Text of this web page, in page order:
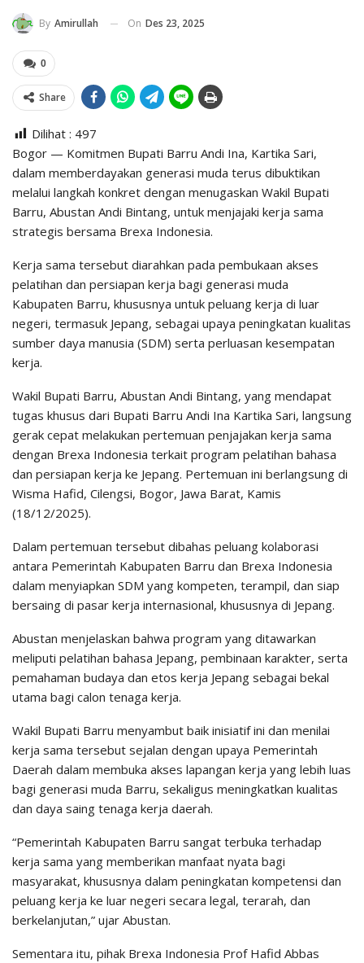
By Amirullah On Des 23, 2025
0
Share
Dilihat : 497
Bogor — Komitmen Bupati Barru Andi Ina, Kartika Sari,
dalam memberdayakan generasi muda terus dibuktikan
melalui langkah konkret dengan menugaskan Wakil Bupati
Barru, Abustan Andi Bintang, untuk menjajaki kerja sama
strategis bersama Brexa Indonesia.
Kerja sama tersebut diarahkan pada pembukaan akses
pelatihan dan persiapan kerja bagi generasi muda
Kabupaten Barru, khususnya untuk peluang kerja di luar
negeri, termasuk Jepang, sebagai upaya peningkatan kualitas
sumber daya manusia (SDM) serta perluasan kesempatan
kerja.
Wakil Bupati Barru, Abustan Andi Bintang, yang mendapat
tugas khusus dari Bupati Barru Andi Ina Kartika Sari, langsung
gerak cepat melakukan pertemuan penjajakan kerja sama
dengan Brexa Indonesia terkait program pelatihan bahasa
dan persiapan kerja ke Jepang. Pertemuan ini berlangsung di
Wisma Hafid, Cilengsi, Bogor, Jawa Barat, Kamis
(18/12/2025).
Dalam pertemuan tersebut dibahas peluang kolaborasi
antara Pemerintah Kabupaten Barru dan Brexa Indonesia
dalam menyiapkan SDM yang kompeten, terampil, dan siap
bersaing di pasar kerja internasional, khususnya di Jepang.
Abustan menjelaskan bahwa program yang ditawarkan
meliputi pelatihan bahasa Jepang, pembinaan karakter, serta
pemahaman budaya dan etos kerja Jepang sebagai bekal
utama bagi calon tenaga kerja.
Wakil Bupati Barru menyambut baik inisiatif ini dan menilai
kerja sama tersebut sejalan dengan upaya Pemerintah
Daerah dalam membuka akses lapangan kerja yang lebih luas
bagi generasi muda Barru, sekaligus meningkatkan kualitas
dan daya saing tenaga kerja daerah.
“Pemerintah Kabupaten Barru sangat terbuka terhadap
kerja sama yang memberikan manfaat nyata bagi
masyarakat, khususnya dalam peningkatan kompetensi dan
peluang kerja ke luar negeri secara legal, terarah, dan
berkelanjutan,” ujar Abustan.
Sementara itu, pihak Brexa Indonesia Prof Hafid Abbas